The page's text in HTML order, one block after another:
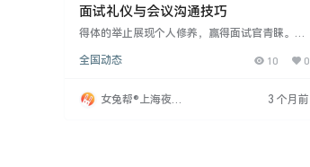
面试礼仪与会议沟通技巧
得体的举止展现个人修养，赢得面试官青睐。面
当距离，避免过于亲近。进入面试室后，不应随
然。公司招聘新人时，领导需明确谈话原则，准
备理论和资料，用思想引导说服对方。
全国动态 10 0
女兔帮®上海夜场
3 个月前